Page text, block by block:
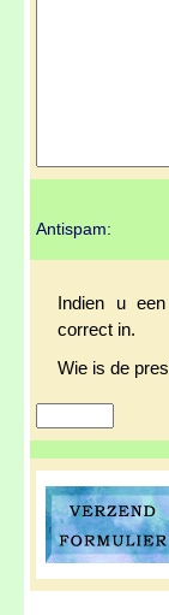
Antispam:
Indien u
correct in.
Wie is de